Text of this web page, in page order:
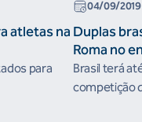
atletas na
para
04/09/2019
Duplas
Roma no
do
Brasil terá
competição